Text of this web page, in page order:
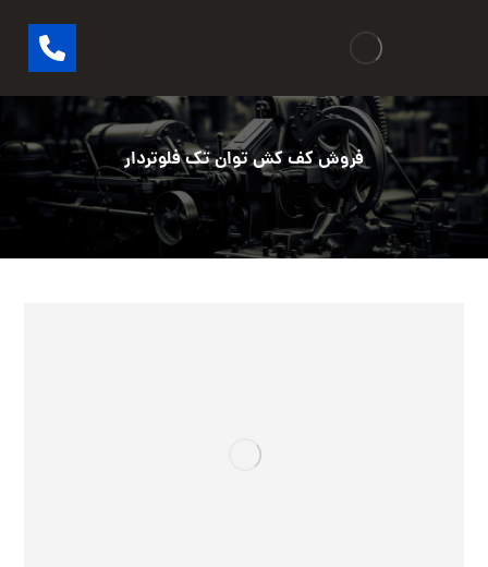
فروش کف کش توان تک فلوتردار